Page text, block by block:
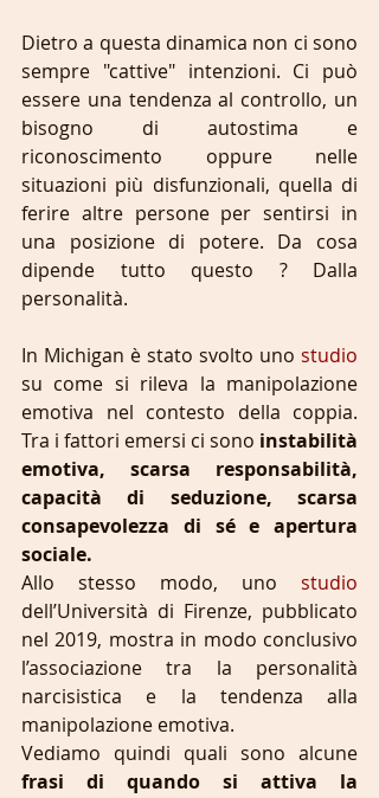
Dietro a questa dinamica non ci sono
sempre "cattive" intenzioni. Ci può
essere una tendenza al controllo, un
bisogno di autostima e
riconoscimento oppure nelle
situazioni più disfunzionali, quella di
ferire altre persone per sentirsi in
una posizione di potere. Da cosa
dipende tutto questo ? Dalla
personalità.
In Michigan è stato svolto uno studio
su come si rileva la manipolazione
emotiva nel contesto della coppia.
Tra i fattori emersi ci sono instabilità
emotiva, scarsa responsabilità,
capacità di seduzione, scarsa
consapevolezza di sé e apertura
sociale.
Allo stesso modo, uno studio
dell’Università di Firenze, pubblicato
nel 2019, mostra in modo conclusivo
l’associazione tra la personalità
narcisistica e la tendenza alla
manipolazione emotiva.
frasi di quando si attiva la